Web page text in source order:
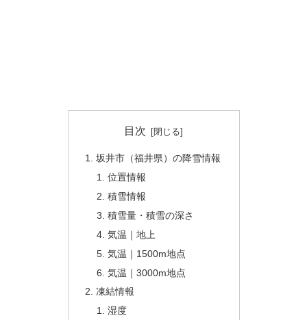
目次
坂井市（福井県）の降雪情報
位置情報
積雪情報
積雪量・積雪の深さ
気温｜地上
気温｜1500m地点
気温｜3000m地点
凍結情報
湿度